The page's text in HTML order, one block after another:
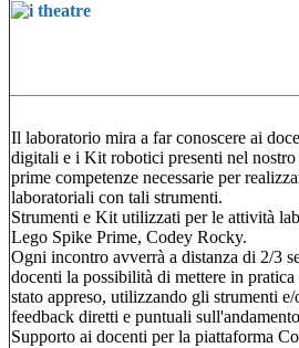
Il laboratorio mira a far conoscere ai
digitali e i Kit robotici presenti nel
prime competenze necessarie per
laboratoriali con tali strumenti.
Strumenti e Kit utilizzati per le attività
Lego Spike Prime, Codey Rocky.
Ogni incontro avverrà a distanza di 2/3
docenti la possibilità di mettere in
stato appreso, utilizzando gli strumenti
feedback diretti e puntuali
Supporto ai docenti per la piattaforma